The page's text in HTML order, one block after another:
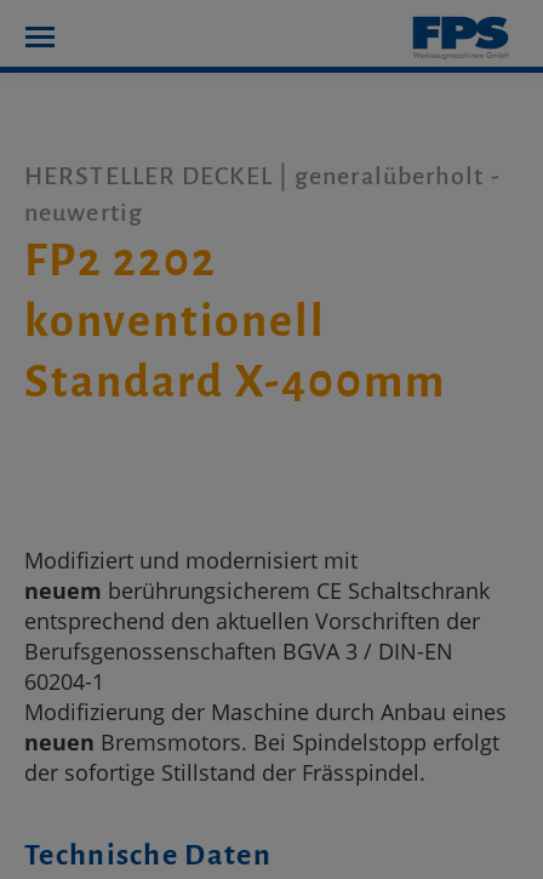
HERSTELLER DECKEL | generalüberholt -
neuwertig
FP2 2202
konventionell
Standard X-400mm
Modifiziert und modernisiert mit
neuem berührungsicherem CE Schaltschrank
entsprechend den aktuellen Vorschriften der
Berufsgenossenschaften BGVA 3 / DIN-EN
60204-1
Modifizierung der Maschine durch Anbau eines
neuen Bremsmotors. Bei Spindelstopp erfolgt
der sofortige Stillstand der Frässpindel.
Technische Daten